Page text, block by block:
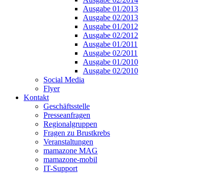
Ausgabe 01/2013
Ausgabe 02/2013
Ausgabe 01/2012
Ausgabe 02/2012
Ausgabe 01/2011
Ausgabe 02/2011
Ausgabe 01/2010
Ausgabe 02/2010
Social Media
Flyer
Kontakt
Geschäftsstelle
Presseanfragen
Regionalgruppen
Fragen zu Brustkrebs
Veranstaltungen
mamazone MAG
mamazone-mobil
IT-Support